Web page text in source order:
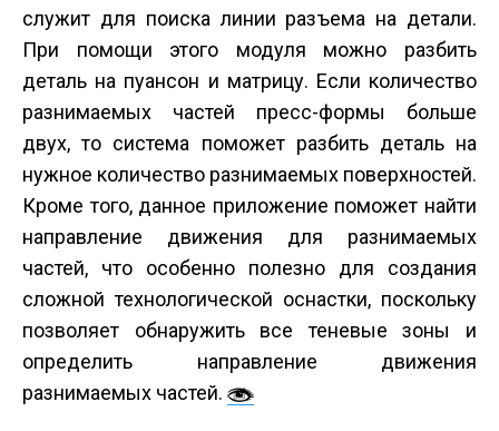
служит для поиска линии разъема на детали.
При помощи этого модуля можно разбить
деталь на пуансон и матрицу. Если количество
разнимаемых частей пресс-формы больше
двух, то система поможет разбить деталь на
нужное количество разнимаемых поверхностей.
Кроме того, данное приложение поможет найти
направление движения для разнимаемых
частей, что особенно полезно для создания
сложной технологической оснастки, поскольку
позволяет обнаружить все теневые зоны и
определить направление движения
разнимаемых частей.